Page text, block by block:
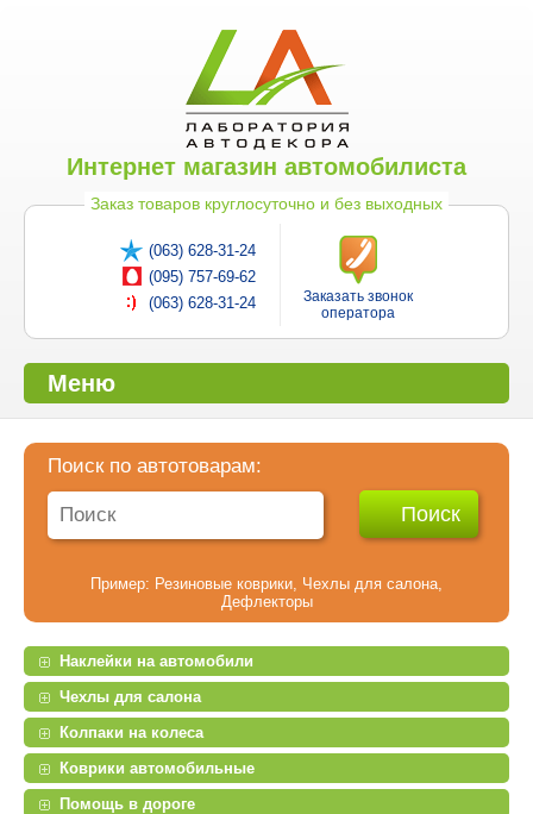
Интернет магазин автомобилиста
Заказ товаров круглосуточно и без выходных
(063) 628-31-24
(095) 757-69-62
(063) 628-31-24
Заказать звонок
оператора
Меню
Поиск по автотоварам:
Пример: Резиновые коврики Чехлы для салона
Дефлекторы
Наклейки на автомобили
Чехлы для салона
Колпаки на колеса
Коврики автомобильные
Помощь в дороге